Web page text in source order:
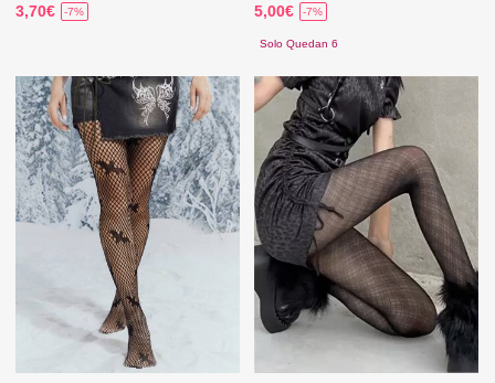
3,70€ -7% 5,00€ -7%
Solo Quedan 6